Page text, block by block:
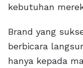
kebutuhan
Brand yang
berbicara
hanya kepada